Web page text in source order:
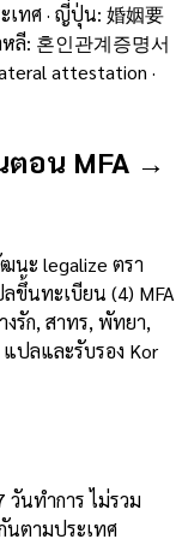
เทศ · ญี่ปุ่น: 婚姻要
ลี: 혼인관계증명서
attestation ·
อน MFA →
นะ legalize ตรา
ขึ้นทะเบียน (4) MFA
งรัก, สาทร, พัทยา,
แปลและรับรอง Kor
วันทำการ ไม่รวม
นตามประเทศ